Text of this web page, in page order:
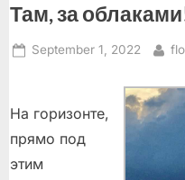
Там, за
Posted
September 1, 2022 By
На горизонте,
прямо под
этим